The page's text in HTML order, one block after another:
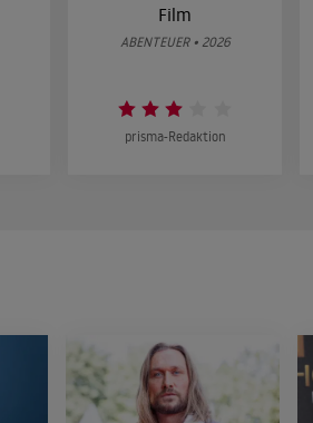
Film
ABENTEUER • 2026
prisma-Redaktion